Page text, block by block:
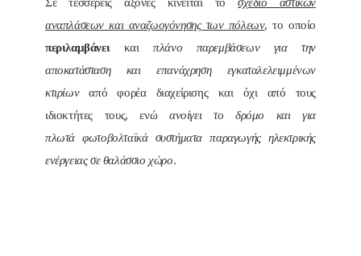
αναπλάσεων και αναζωογόνησης των πόλεων, το οποίο
περιλαμβάνει καιπλάνο παρεμβάσεων για την
αποκατάσταση και επανάχρηση εγκαταλελειμμένων
κτιρίωναπό φορέα διαχείρισης και όχι από τους
ιδιοκτήτες τους, ενώανοίγει το δρόμο και για
πλωτά φωτοβολταϊκά συστήματα παραγωγής ηλεκτρικής
ενέργειας σε θαλάσσιο χώρο.